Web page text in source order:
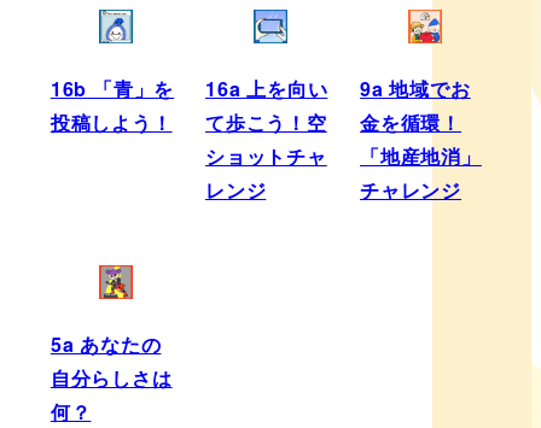
16b 「青」を
投稿しよう！
16a 上を向い
て歩こう！空
ショットチャ
レンジ
9a 地域でお
金を循環！
「地産地消」
チャレンジ
5a あなたの
自分らしさは
何？